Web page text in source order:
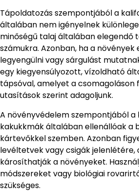
Tápoldatozás szempontjából a
általában nem igényelnek
minőségű talaj általában elegendő
számukra. Azonban, ha a növények
legyengülni vagy sárgulást
egy kiegyensúlyozott, vízoldható
tápsóval, amelyet a
utasítások szerint adagoljunk.
A növényvédelem szempontjából a
kakukkmák általában ellenállóak a
kártevőkkel szemben. Azonban
levéltetvek vagy csigák jelenlétére,
károsíthatják a növényeket.
módszereket vagy biológiai
szükséges.